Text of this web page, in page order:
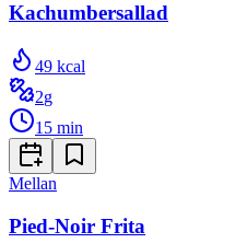
Kachumbersallad
49 kcal
2g
15 min
Mellan
Pied-Noir Frita